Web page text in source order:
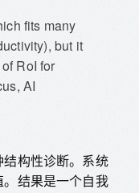
fits many
but it
RoI for
AI
构性诊断。系统
结果是一个自我